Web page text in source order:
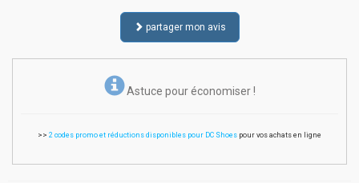
partager mon avis
Astuce pour économiser !
>> 2 codes promo et réductions disponibles pour DC Shoes pour vos achats en ligne